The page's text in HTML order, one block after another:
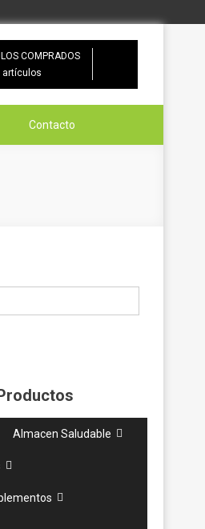
COMPRADOS
artículos
Contacto
Almacen Saludable